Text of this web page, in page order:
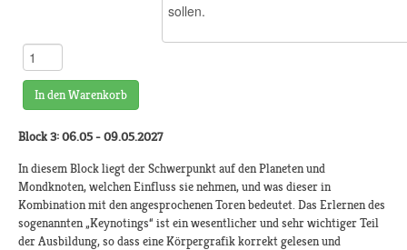
In den Warenkorb
Block 3: 06.05 - 09.05.2027
In diesem Block liegt der Schwerpunkt auf den Planeten und
Mondknoten, welchen Einfluss sie nehmen, und was dieser in
Kombination mit den angesprochenen Toren bedeutet. Das Erlernen des
sogenannten „Keynotings“ ist ein wesentlicher und sehr wichtiger Teil
der Ausbildung, so dass eine Körpergrafik korrekt gelesen und